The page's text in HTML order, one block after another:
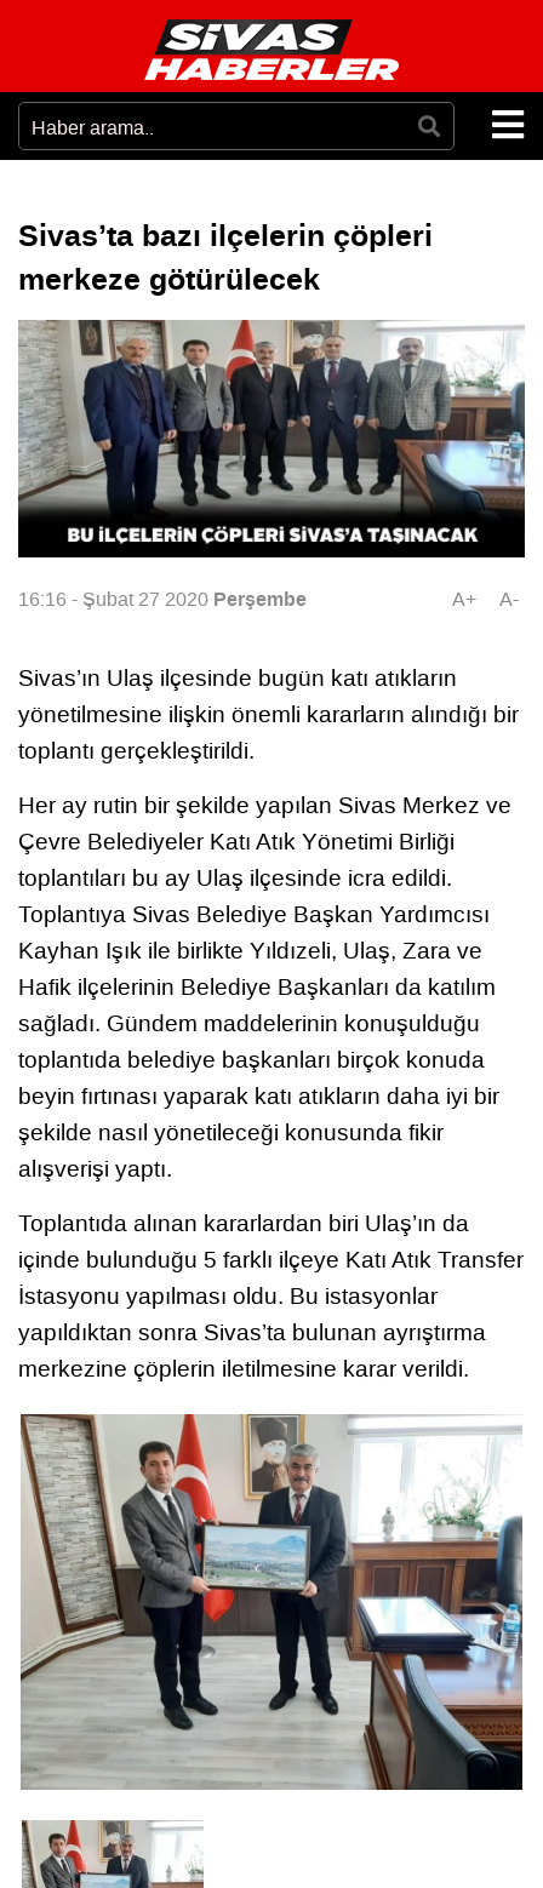
Sivas’ta bazı ilçelerin çöpleri
merkeze götürülecek
16:16 - Şubat 27 2020 Perşembe A+ A-
Sivas’ın Ulaş ilçesinde bugün katı atıkların
yönetilmesine ilişkin önemli kararların alındığı bir
toplantı gerçekleştirildi.
Her ay rutin bir şekilde yapılan Sivas Merkez ve
Çevre Belediyeler Katı Atık Yönetimi Birliği
toplantıları bu ay Ulaş ilçesinde icra edildi.
Toplantıya Sivas Belediye Başkan Yardımcısı
Kayhan Işık ile birlikte Yıldızeli, Ulaş, Zara ve
Hafik ilçelerinin Belediye Başkanları da katılım
sağladı. Gündem maddelerinin konuşulduğu
toplantıda belediye başkanları birçok konuda
beyin fırtınası yaparak katı atıkların daha iyi bir
şekilde nasıl yönetileceği konusunda fikir
alışverişi yaptı.
Toplantıda alınan kararlardan biri Ulaş’ın da
içinde bulunduğu 5 farklı ilçeye Katı Atık Transfer
İstasyonu yapılması oldu. Bu istasyonlar
yapıldıktan sonra Sivas’ta bulunan ayrıştırma
merkezine çöplerin iletilmesine karar verildi.